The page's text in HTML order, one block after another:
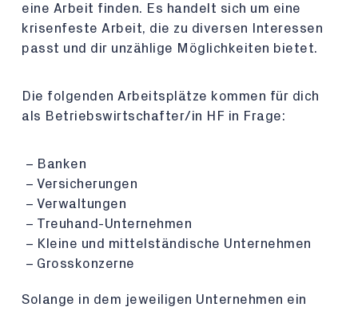
eine Arbeit finden. Es handelt sich um eine
krisenfeste Arbeit, die zu diversen Interessen
passt und dir unzählige Möglichkeiten bietet.
Die folgenden Arbeitsplätze kommen für dich
als Betriebswirtschafter/in HF in Frage:
Banken
Versicherungen
Verwaltungen
Treuhand-Unternehmen
Kleine und mittelständische Unternehmen
Grosskonzerne
Solange in dem jeweiligen Unternehmen ein